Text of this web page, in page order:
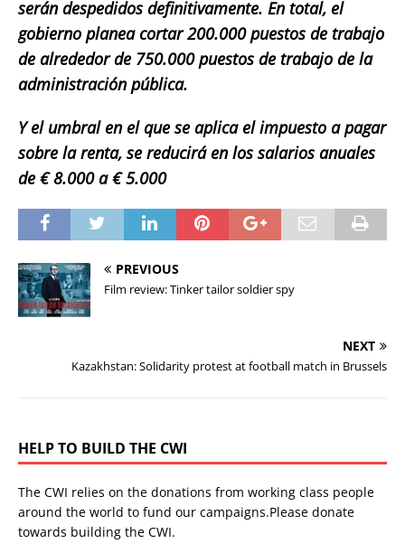
serán despedidos definitivamente. En total, el
gobierno planea cortar 200.000 puestos de trabajo
de alrededor de 750.000 puestos de trabajo de la
administración pública.
Y el umbral en el que se aplica el impuesto a pagar
sobre la renta, se reducirá en los salarios anuales
de € 8.000 a € 5.000
PREVIOUS
Film review: Tinker tailor soldier spy
NEXT
Kazakhstan: Solidarity protest at football match in Brussels
HELP TO BUILD THE CWI
The CWI relies on the donations from working class people
around the world to fund our campaigns.Please donate
towards building the CWI.